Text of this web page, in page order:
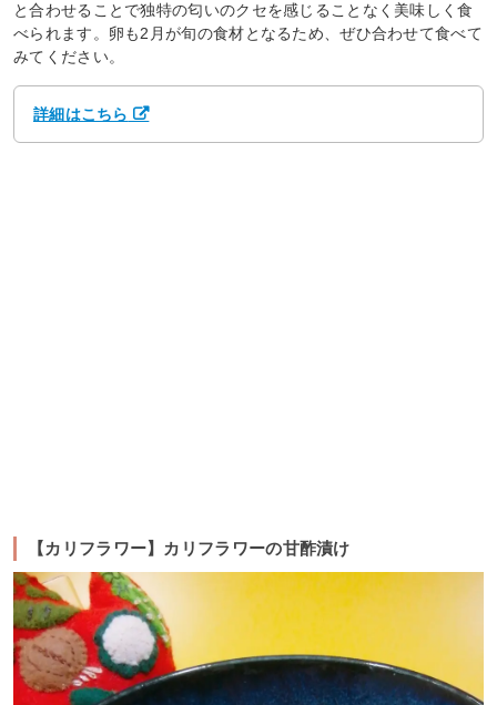
と合わせることで独特の匂いのクセを感じることなく美味しく食
べられます。卵も2月が旬の食材となるため、ぜひ合わせて食べて
みてください。
詳細はこちら
【カリフラワー】カリフラワーの甘酢漬け